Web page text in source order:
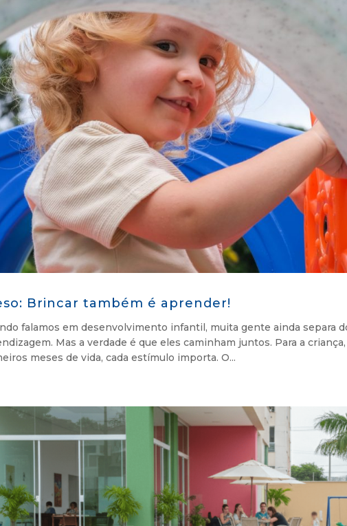
Brincar também é aprender!
falamos em desenvolvimento infantil, muita gente ainda separa
Mas a verdade é que eles caminham juntos. Para a
meses de vida, cada estímulo importa. O...